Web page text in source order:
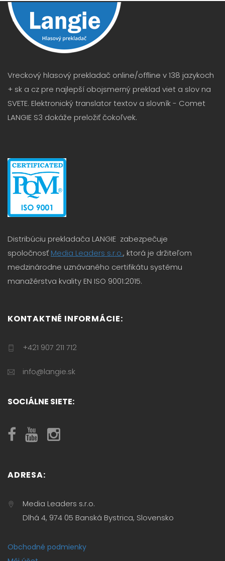
Vreckový hlasový prekladač online/offline v 138 jazykoch
+ sk a cz pre najlepší obojsmerný preklad viet a slov na
SVETE. Elektronický translator textov a slovník - Comet
LANGIE S3 dokáže preložiť čokoľvek.
Distribúciu prekladača LANGIE zabezpečuje
spoločnosť Media Leaders s.r.o., ktorá je držiteľom
medzinárodne uznávaného certifikátu systému
manažérstva kvality EN ISO 9001:2015.
KONTAKTNÉ INFORMÁCIE:
+421 907 211 712
info@langie.sk
SOCIÁLNE SIETE:
ADRESA:
Media Leaders s.r.o.
Dlhá 4, 974 05 Banská Bystrica, Slovensko
Obchodné podmienky